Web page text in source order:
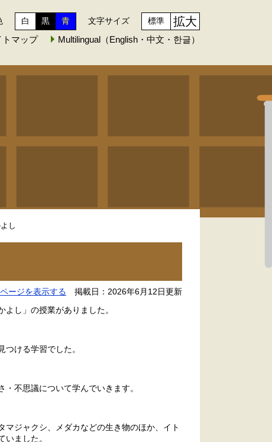
白 黒 青 文字サイズ 標準 拡大
トマップ Multilingual（English・中文・한글）
し
ージを表示する 掲載日：2026年6月12日更新
し」の授業がありました。
ける学習でした。
不思議について学んでいきます。
ジャクシ、メダカなどの生き物のほか、イト
ました。